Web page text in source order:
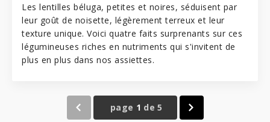
Les lentilles béluga, petites et noires, séduisent par
leur goût de noisette, légèrement terreux et leur
texture unique. Voici quatre faits surprenants sur ces
légumineuses riches en nutriments qui s'invitent de
plus en plus dans nos assiettes.
page 1 de 5